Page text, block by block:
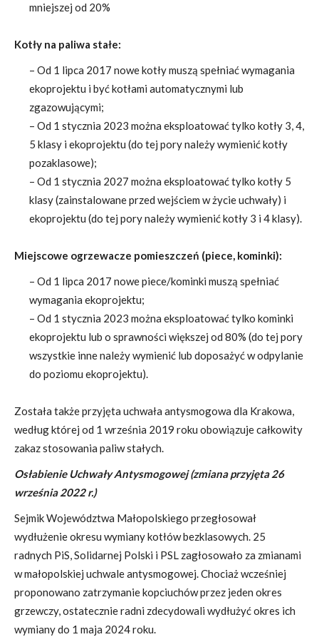
mniejszej od 20%
Kotły na paliwa stałe:
– Od 1 lipca 2017 nowe kotły muszą spełniać wymagania
ekoprojektu i być kotłami automatycznymi lub
zgazowującymi;
– Od 1 stycznia 2023 można eksploatować tylko kotły 3, 4,
5 klasy i ekoprojektu (do tej pory należy wymienić kotły
pozaklasowe);
– Od 1 stycznia 2027 można eksploatować tylko kotły 5
klasy (zainstalowane przed wejściem w życie uchwały) i
ekoprojektu (do tej pory należy wymienić kotły 3 i 4 klasy).
Miejscowe ogrzewacze pomieszczeń (piece, kominki):
– Od 1 lipca 2017 nowe piece/kominki muszą spełniać
wymagania ekoprojektu;
– Od 1 stycznia 2023 można eksploatować tylko kominki
ekoprojektu lub o sprawności większej od 80% (do tej pory
wszystkie inne należy wymienić lub doposażyć w odpylanie
do poziomu ekoprojektu).
Została także przyjęta uchwała antysmogowa dla Krakowa,
według której od 1 września 2019 roku obowiązuje całkowity
zakaz stosowania paliw stałych.
Osłabienie Uchwały Antysmogowej (zmiana przyjęta 26
września 2022 r.)
Sejmik Województwa Małopolskiego przegłosował
wydłużenie okresu wymiany kotłów bezklasowych. 25
radnych PiS, Solidarnej Polski i PSL zagłosowało za zmianami
w małopolskiej uchwale antysmogowej. Chociaż wcześniej
proponowano zatrzymanie kopciuchów przez jeden okres
grzewczy, ostatecznie radni zdecydowali wydłużyć okres ich
wymiany do 1 maja 2024 roku.